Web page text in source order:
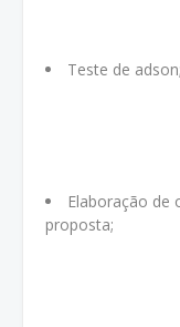
Teste de adson;
Elaboração de
proposta;